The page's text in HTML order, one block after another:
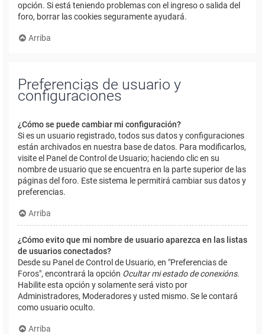
opción. Si está teniendo problemas con el ingreso o salida del
foro, borrar las cookies seguramente ayudará.
Arriba
Preferencias de usuario y
configuraciones
¿Cómo se puede cambiar mi configuración?
Si es un usuario registrado, todos sus datos y configuraciones
están archivados en nuestra base de datos. Para modificarlos,
visite el Panel de Control de Usuario; haciendo clic en su
nombre de usuario que se encuentra en la parte superior de las
páginas del foro. Este sistema le permitirá cambiar sus datos y
preferencias.
Arriba
¿Cómo evito que mi nombre de usuario aparezca en las listas
de usuarios conectados?
Desde su Panel de Control de Usuario, en "Preferencias de
Foros", encontrará la opción Ocultar mi estado de conexións.
Habilite esta opción y solamente será visto por
Administradores, Moderadores y usted mismo. Se le contará
como usuario oculto.
Arriba